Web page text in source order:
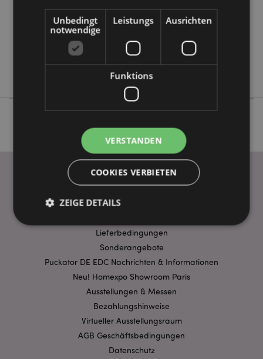
0.060000
Keine
Keine
WICHTIGE INFORMATION
Lieferbedingungen
Sonderangebote
Puckator DE EDC Nachrichten & Informationen
Neu! Homexpo Showroom Paris
Ausstellungen & Messen
Bezahlungshinweise
Virtueller Ausstellungsraum
AGB Geschäftsbedingungen
Datenschutz
Unbedingt
notwendige
Leistungs Ausrichten
Funktions
VERSTANDEN
COOKIES VERBIETEN
ZEIGE DETAILS
Unbedingt notwendige
Leistungs
Ausrichten
Funktions
Streng-notwendige-Cookies ermöglichen
Kernfunktionen der Website wie die
Benutzeranmeldung und die Kontoverwaltung.
Website nicht richtig genutzt werden.